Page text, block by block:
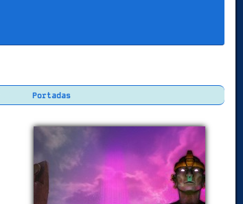
Portadas